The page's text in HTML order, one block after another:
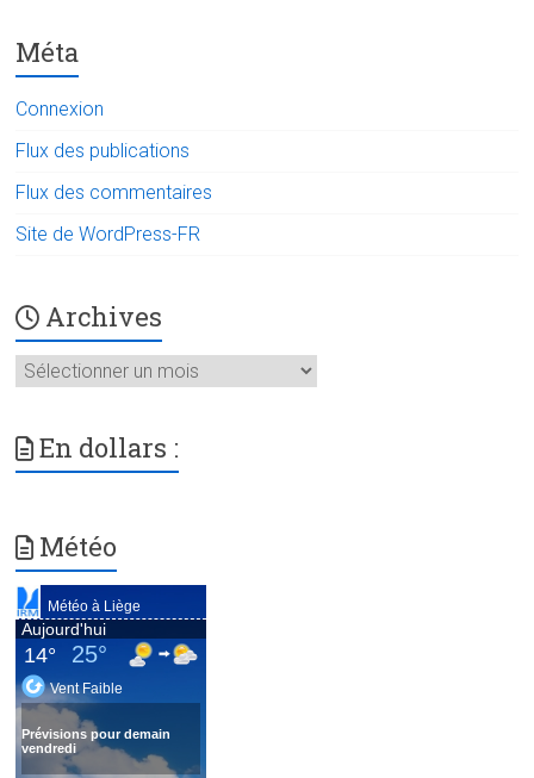
Méta
Connexion
Flux des publications
Flux des commentaires
Site de WordPress-FR
Archives
Archives
En dollars :
Météo